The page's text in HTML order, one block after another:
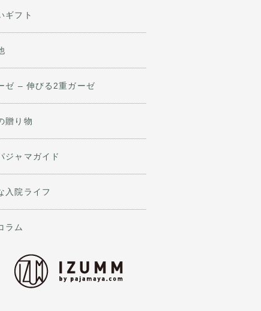
ギフト
ゼ – 伸びる2重ガーゼ
贈り物
ジャマガイド
入院ライフ
ラム